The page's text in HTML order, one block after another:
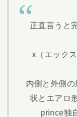
正直言うと
x（エック
内側と外側
状とエアロ
prince独